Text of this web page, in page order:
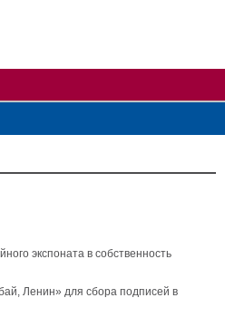
экспоната в собственность
Ленин» для сбора подписей в